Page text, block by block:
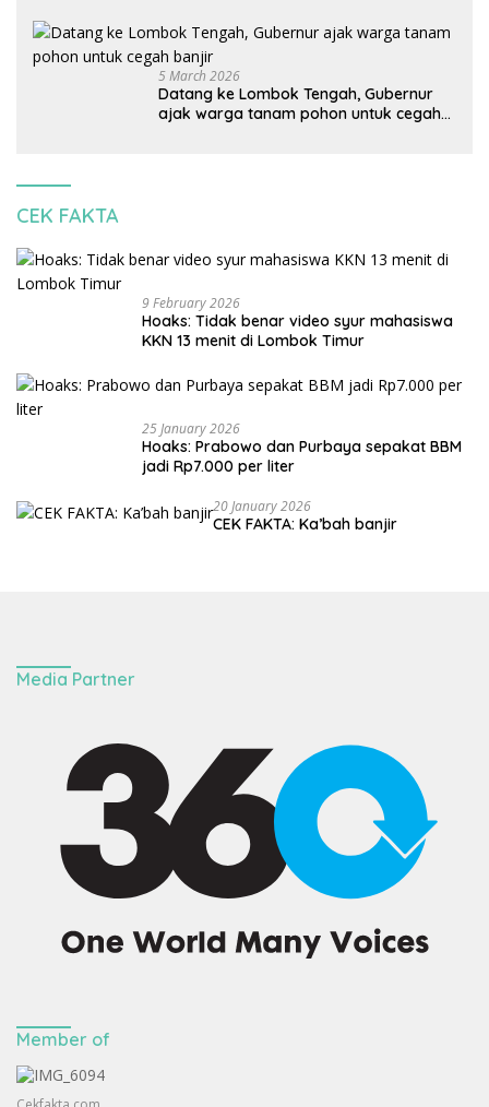
korbankan lingkungan dan warga lokal
5 March 2026
Datang ke Lombok Tengah, Gubernur
ajak warga tanam pohon untuk cegah
CEK FAKTA
9 February 2026
Hoaks: Tidak benar video syur mahasiswa
KKN 13 menit di Lombok Timur
25 January 2026
Hoaks: Prabowo dan Purbaya sepakat BBM
jadi Rp7.000 per liter
20 January 2026
CEK FAKTA: Ka’bah banjir
Media Partner
Member of